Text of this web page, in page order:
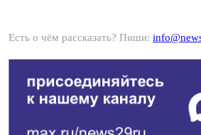
Есть о чём рассказать? Пиши: